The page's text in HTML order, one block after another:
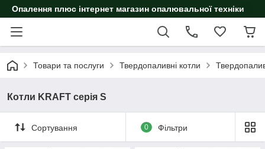
Опалення плюс інтернет магазин опалювальної техніки
Товари та послуги Твердопаливні котли
Котли KRAFT серія S
Сортування 0 Фільтри